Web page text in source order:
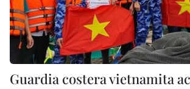
Guardia costera vietnamita